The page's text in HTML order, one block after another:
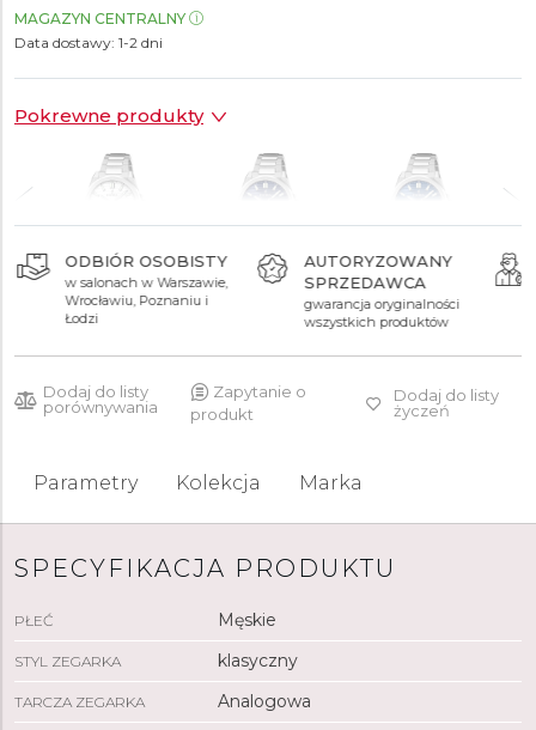
MAGAZYN CENTRALNY
Data dostawy: 1-2 dni
Pokrewne produkty
859 zł 859 zł
ODBIÓR OSOBISTY
w salonach w Warszawie,
Wrocławiu, Poznaniu i
Łodzi
AUTORYZOWANY
SPRZEDAWCA
gwarancja oryginalności
wszystkich produktów
Dodaj do listy
porównywania
Zapytanie o
produkt
Dodaj do listy
życzeń
Parametry Kolekcja Marka
SPECYFIKACJA PRODUKTU
PŁEĆ Męskie
STYL ZEGARKA klasyczny
TARCZA ZEGARKA Analogowa